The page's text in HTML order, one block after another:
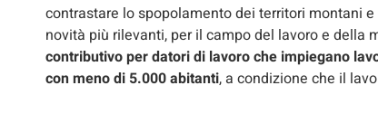
contrastare lo spopolamento dei territori montani
novità più rilevanti, per il campo del lavoro e della
contributivo per datori di lavoro che impiegano
con meno di 5.000 abitanti, a condizione che il